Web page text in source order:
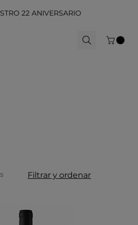
22 ANIVERSARIO
Filtrar y ordenar